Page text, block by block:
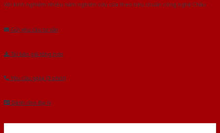
Với kinh nghiệm nhiêu năm nghiên cứu cửa theo tiêu chuẩn công nghệ Châu
Âu.Chúng tôi tự tin là nhà sản xuất & cung cấp hàng đầu tại Việt Nam!
Gửi yêu cầu tư vấn
Tải báo giá tổng hợp
Yêu cầu gọi lại (3 phút)
Dành cho đại lý